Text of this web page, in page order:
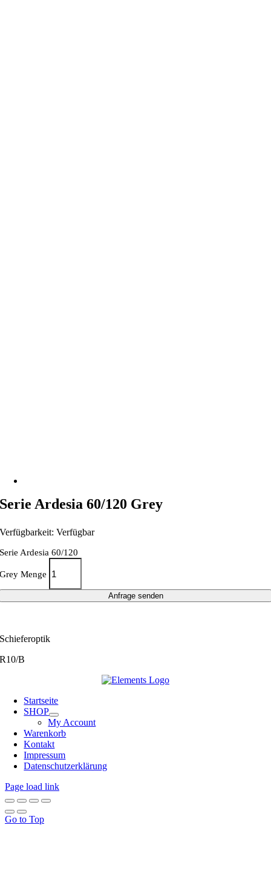
Serie Ardesia 60/120 Grey
Verfügbarkeit: Verfügbar
Serie Ardesia 60/120
Grey Menge
Anfrage senden
Schieferoptik
R10/B
Startseite
SHOP
My Account
Warenkorb
Kontakt
Impressum
Datenschutzerklärung
Page load link
Go to Top